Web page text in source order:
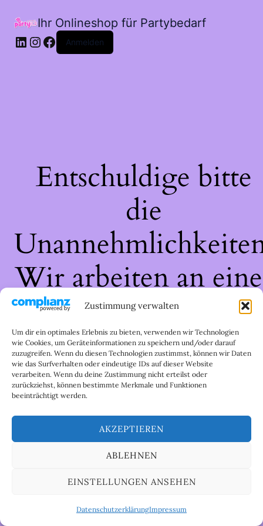
Zustimmung verwalten
Um dir ein optimales Erlebnis zu bieten, verwenden wir Technologien
wie Cookies, um Geräteinformationen zu speichern und/oder darauf
zuzugreifen. Wenn du diesen Technologien zustimmst, können wir Daten
wie das Surfverhalten oder eindeutige IDs auf dieser Website
verarbeiten. Wenn du deine Zustimmung nicht erteilst oder
zurückziehst, können bestimmte Merkmale und Funktionen
beeinträchtigt werden.
AKZEPTIEREN
ABLEHNEN
EINSTELLUNGEN ANSEHEN
DatenschutzerklärungImpressum
Ihr Onlineshop für Partybedarf
LinkedIn
Instagram
Facebook
Anmelden
Entschuldige bitte
die
Wir arbeiten an
großartigen Sache
schau bald wieder
vorbei!